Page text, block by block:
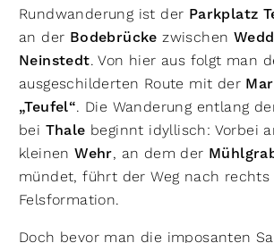
Rundwanderung ist der Parkplatz
an der Bodebrücke zwischen
Neinstedt. Von hier aus folgt man
ausgeschilderten Route mit der
„Teufel“. Die Wanderung entlang
bei Thale beginnt idyllisch: Vorbei
kleinenWehr, an dem der
mündet, führt der Weg nach rechts
Felsformation.
Doch bevor man die imposanten